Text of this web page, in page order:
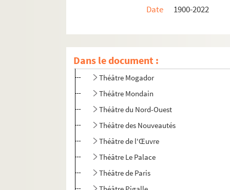
Date
1900-2022
Dans le document :
Théâtre de l'Humour
Théâtre Moderne (rue Blanche)
Théâtre Moderne (boulevard des Italiens)
Théâtre Mogador
Théâtre Mondain
Théâtre du Nord-Ouest
Théâtre des Nouveautés
Théâtre de l'Œuvre
Théâtre Le Palace
Théâtre de Paris